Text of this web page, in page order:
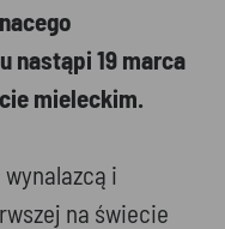
nastąpi 19 marca
mieleckim.
i
na świecie